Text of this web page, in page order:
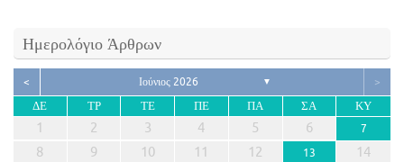
Ημερολόγιο Άρθρων
< Ιούνιος 2026 ▼
>
ΔΕ
ΤΡ ΤΕ ΠΕ ΠΑ ΣΑ ΚΥ
1 2 3 4 5 6 7
8 9 10 11 12 13
14